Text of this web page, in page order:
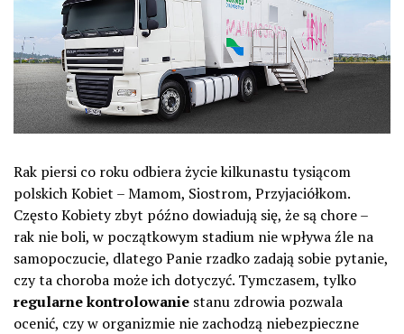
Rak piersi co roku odbiera życie kilkunastu tysiącom
polskich Kobiet – Mamom, Siostrom, Przyjaciółkom.
Często Kobiety zbyt późno dowiadują się, że są chore –
rak nie boli, w początkowym stadium nie wpływa źle na
samopoczucie, dlatego Panie rzadko zadają sobie pytanie,
czy ta choroba może ich dotyczyć. Tymczasem, tylko
regularne kontrolowanie stanu zdrowia pozwala
ocenić, czy w organizmie nie zachodzą niebezpieczne